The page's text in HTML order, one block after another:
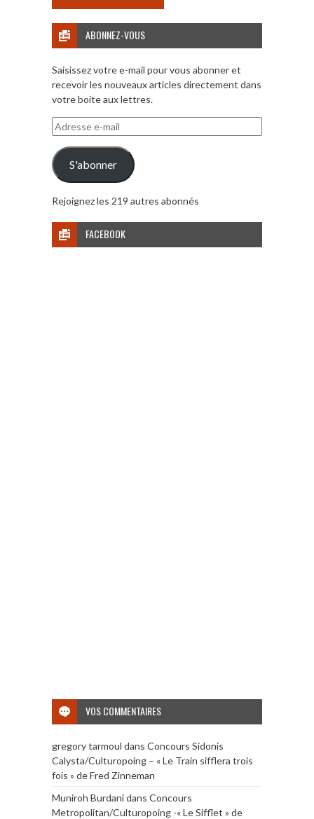
ABONNEZ-VOUS
Saisissez votre e-mail pour vous abonner et
recevoir les nouveaux articles directement dans
votre boite aux lettres.
Adresse
e-
mail
S'abonner
Rejoignez les 219 autres abonnés
FACEBOOK
VOS COMMENTAIRES
gregory tarmoul dans Concours Sidonis
Calysta/Culturopoing – « Le Train sifflera trois
fois » de Fred Zinneman
Muniroh Burdanidans Concours
Metropolitan/Culturopoing -« Le Sifflet » de